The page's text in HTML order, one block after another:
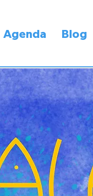
Agenda Blog